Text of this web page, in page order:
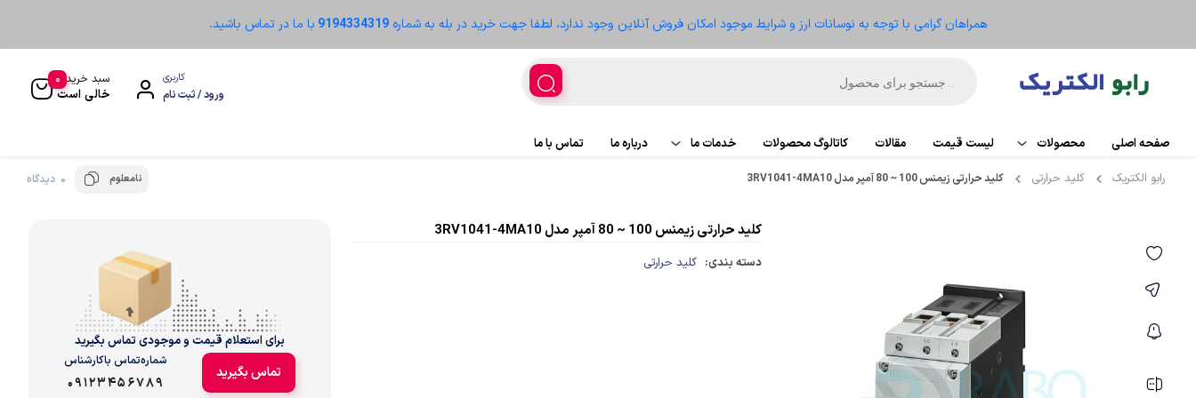
همراهان گرامی با توجه به نوسانات ارز و شرایط موجود امکان فروش آنلاین وجود ندارد، لطفا جهت خرید در بله به شماره9194334319 با ما در تماس باشید.
کاربری
ورود / ثبت نام
سبد خرید
خالی است
0
صفحه اصلی محصولات
اتوماسیون
ابزار دقیق و ترانسمیتر
تجهیزات کنترلر
لیست قیمت مقالات کاتالوگ محصولات خدمات ما
تعمیر تجهیزات
درباره ما
تماس با ما
رابو الکتریک
کلید حرارتی کلید حرارتی زیمنس 100 ~ 80 آمپر مدل 3RV1041-4MA10 نامعلوم 0 دیدگاه
کلید حرارتی زیمنس 100 ~ 80 آمپر مدل 3RV1041-4MA10
دسته بندی: کلید حرارتی
برای استعلام قیمت و موجودی تماس بگیرید
تماس بگیرید
شماره‌تماس‌ با‌کارشناس
09123456789